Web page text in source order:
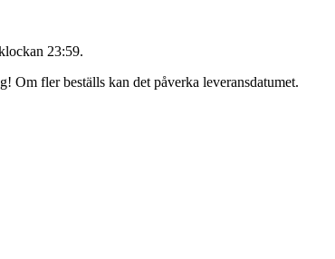
23:59.
Om fler beställs kan det påverka leveransdatumet.